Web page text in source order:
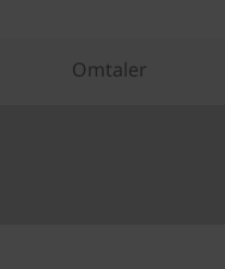
Omtaler